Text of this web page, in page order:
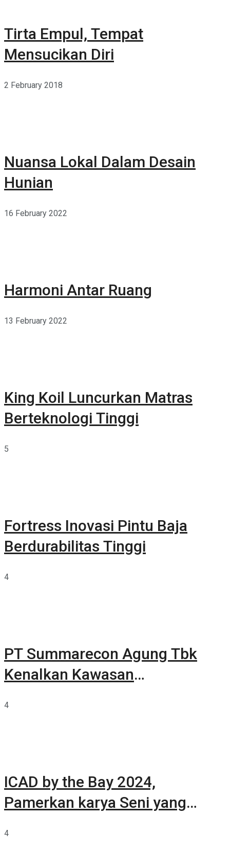
Tirta Empul, Tempat
Mensucikan Diri
2 February 2018
Nuansa Lokal Dalam Desain
Hunian
16 February 2022
Harmoni Antar Ruang
13 February 2022
King Koil Luncurkan Matras
Berteknologi Tinggi
5
Fortress Inovasi Pintu Baja
Berdurabilitas Tinggi
4
PT Summarecon Agung Tbk
Kenalkan Kawasan
4
ICAD by the Bay 2024,
Pamerkan karya Seni yang
4